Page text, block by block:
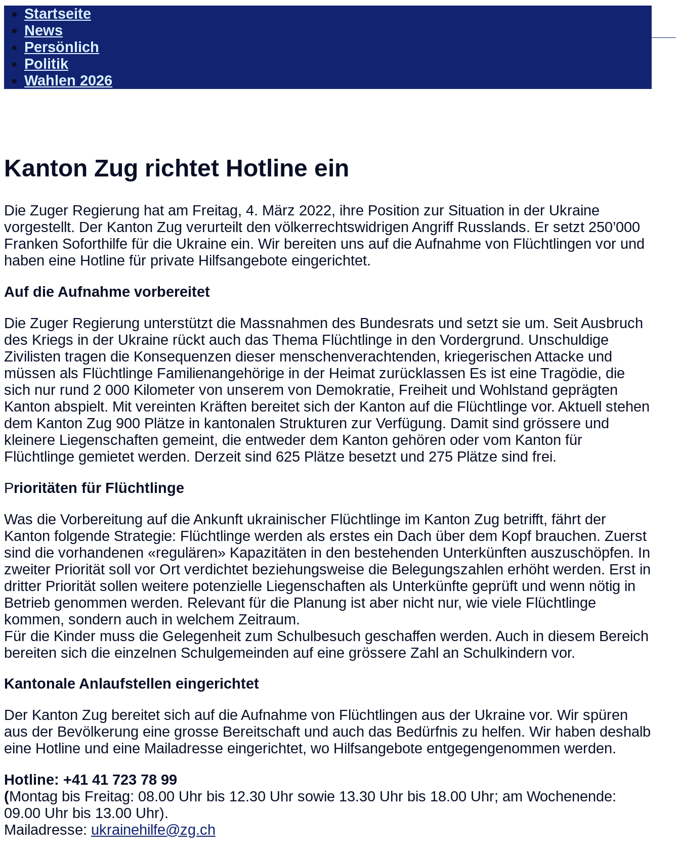
Zum Inhalt springen
Startseite
News
Persönlich
Politik
Wahlen 2026
Kanton Zug richtet Hotline ein
Die Zuger Regierung hat am Freitag, 4. März 2022, ihre Position zur Situation in der Ukraine
vorgestellt. Der Kanton Zug verurteilt den völkerrechtswidrigen Angriff Russlands. Er setzt 250’000
Franken Soforthilfe für die Ukraine ein. Wir bereiten uns auf die Aufnahme von Flüchtlingen vor und
haben eine Hotline für private Hilfsangebote eingerichtet.
Auf die Aufnahme vorbereitet
Die Zuger Regierung unterstützt die Massnahmen des Bundesrats und setzt sie um. Seit Ausbruch
des Kriegs in der Ukraine rückt auch das Thema Flüchtlinge in den Vordergrund. Unschuldige
Zivilisten tragen die Konsequenzen dieser menschenverachtenden, kriegerischen Attacke und
müssen als Flüchtlinge Familienangehörige in der Heimat zurücklassen Es ist eine Tragödie, die
sich nur rund 2 000 Kilometer von unserem von Demokratie, Freiheit und Wohlstand geprägten
Kanton abspielt. Mit vereinten Kräften bereitet sich der Kanton auf die Flüchtlinge vor. Aktuell stehen
dem Kanton Zug 900 Plätze in kantonalen Strukturen zur Verfügung. Damit sind grössere und
kleinere Liegenschaften gemeint, die entweder dem Kanton gehören oder vom Kanton für
Flüchtlinge gemietet werden. Derzeit sind 625 Plätze besetzt und 275 Plätze sind frei.
Prioritäten für Flüchtlinge
Was die Vorbereitung auf die Ankunft ukrainischer Flüchtlinge im Kanton Zug betrifft, fährt der
Kanton folgende Strategie: Flüchtlinge werden als erstes ein Dach über dem Kopf brauchen. Zuerst
sind die vorhandenen «regulären» Kapazitäten in den bestehenden Unterkünften auszuschöpfen. In
zweiter Priorität soll vor Ort verdichtet beziehungsweise die Belegungszahlen erhöht werden. Erst in
dritter Priorität sollen weitere potenzielle Liegenschaften als Unterkünfte geprüft und wenn nötig in
Betrieb genommen werden. Relevant für die Planung ist aber nicht nur, wie viele Flüchtlinge
kommen, sondern auch in welchem Zeitraum.
Für die Kinder muss die Gelegenheit zum Schulbesuch geschaffen werden. Auch in diesem Bereich
bereiten sich die einzelnen Schulgemeinden auf eine grössere Zahl an Schulkindern vor.
Kantonale Anlaufstellen eingerichtet
Der Kanton Zug bereitet sich auf die Aufnahme von Flüchtlingen aus der Ukraine vor. Wir spüren
aus der Bevölkerung eine grosse Bereitschaft und auch das Bedürfnis zu helfen. Wir haben deshalb
eine Hotline und eine Mailadresse eingerichtet, wo Hilfsangebote entgegengenommen werden.
Hotline: +41 41 723 78 99
(Montag bis Freitag: 08.00 Uhr bis 12.30 Uhr sowie 13.30 Uhr bis 18.00 Uhr; am Wochenende:
09.00 Uhr bis 13.00 Uhr).
Mailadresse: ukrainehilfe@zg.ch